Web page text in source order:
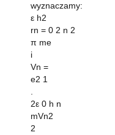
wyznaczamy:
ε h2
rn = 0 2 n 2
π me
i
Vn =
e2 1
2ε 0 h n
mVn2
2